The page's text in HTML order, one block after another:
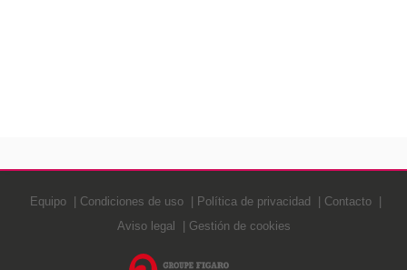
Equipo Condiciones de uso Política de privacidad
Contacto
Aviso legal
Gestión de cookies